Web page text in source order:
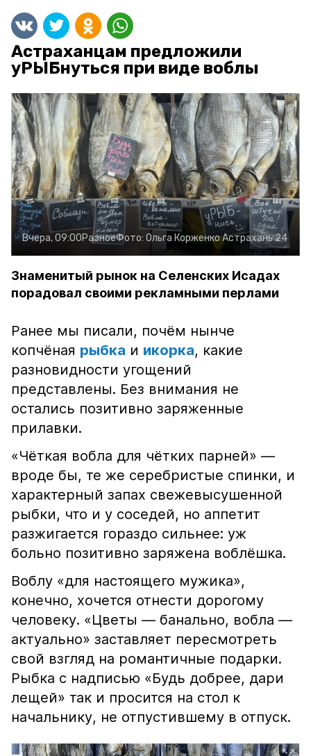
Астраханцам предложили
уРЫБнуться при виде воблы
Вчера, 09:00РазноеФото: Ольга КорженкоАстрахань 24
Знаменитый рынок на Селенских Исадах
порадовал своими рекламными перлами
Ранее мы писали, почём нынче
копчёная рыбка и икорка, какие
разновидности угощений
представлены. Без внимания не
остались позитивно заряженные
прилавки.
«Чёткая вобла для чётких парней» —
вроде бы, те же серебристые спинки, и
характерный запах свежевысушенной
рыбки, что и у соседей, но аппетит
разжигается гораздо сильнее: уж
больно позитивно заряжена воблёшка.
Воблу «для настоящего мужика»,
конечно, хочется отнести дорогому
человеку. «Цветы — банально, вобла —
актуально» заставляет пересмотреть
свой взгляд на романтичные подарки.
Рыбка с надписью «Будь добрее, дари
лещей» так и просится на стол к
начальнику, не отпустившему в отпуск.